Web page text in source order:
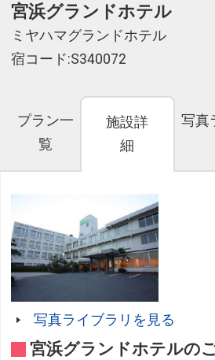
宮浜グランドホテル
ミヤハマグランドホテル
宿コード:S340072
プラン一
覧
施設詳
細
写真
写真ライブラリを見る
宮浜グランドホテルの